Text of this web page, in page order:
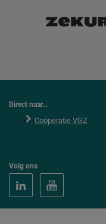
Direct naar...
Coöperatie VGZ
Volg ons